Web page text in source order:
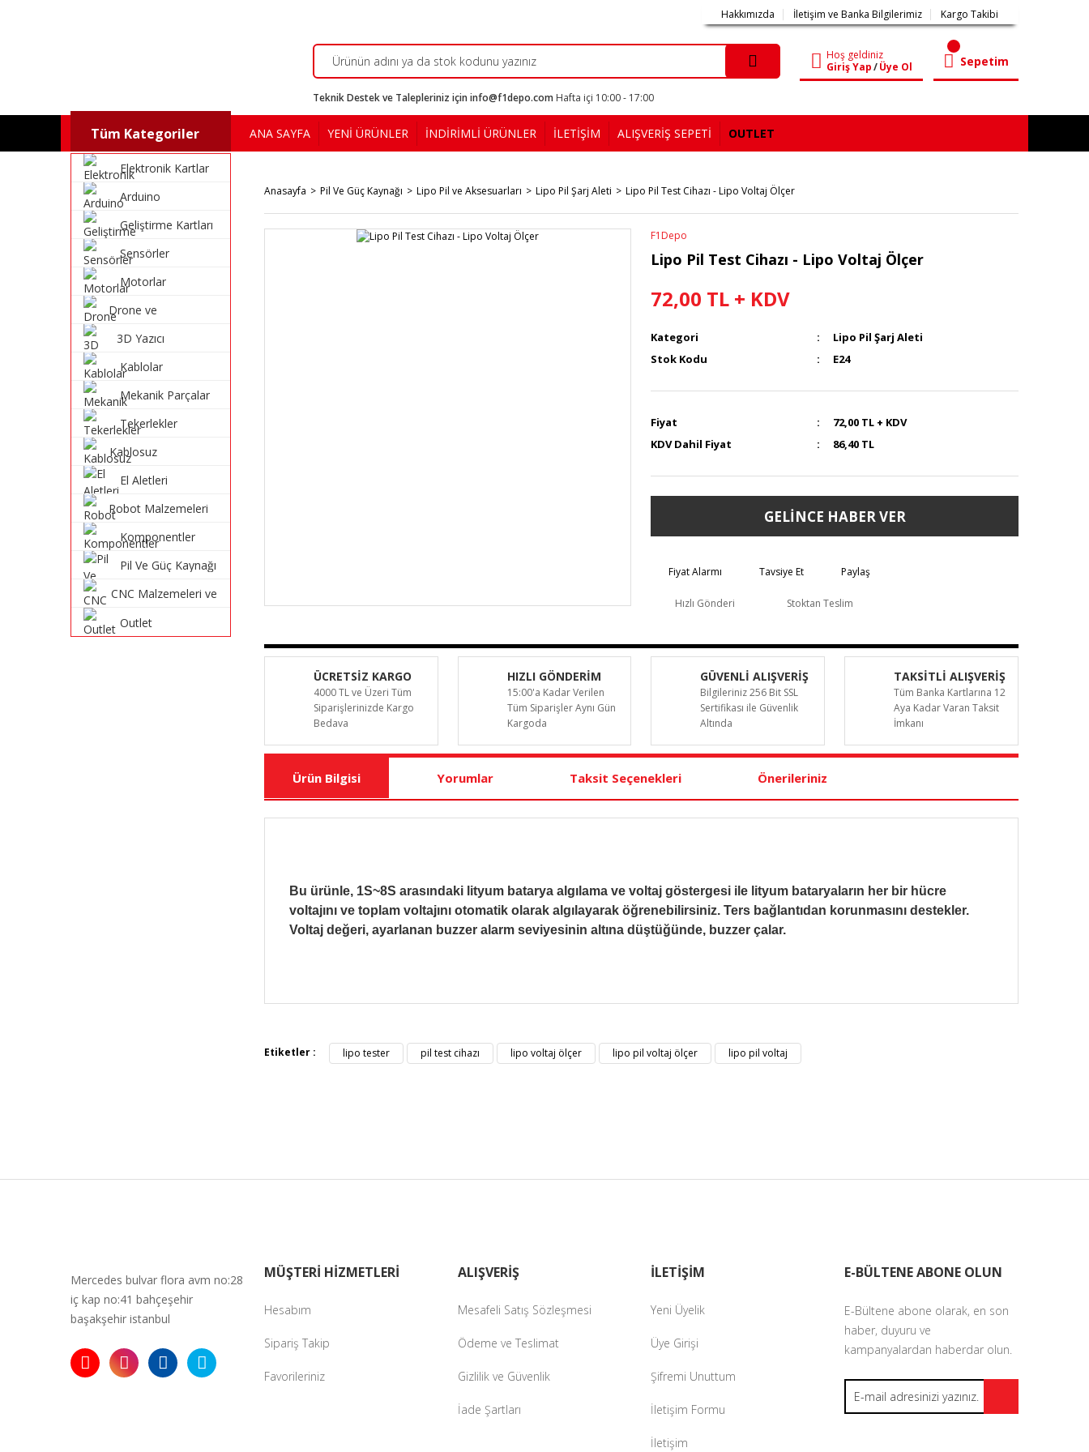
Hakkımızda İletişim ve Banka Bilgilerimiz Kargo Takibi
Hoş geldiniz
Giriş Yap/Üye Ol Sepetim
Teknik Destek ve Talepleriniz için info@f1depo.com Hafta içi 10:00 - 17:00
Tüm Kategoriler
Elektronik Kartlar
Arduino
Geliştirme Kartları
Sensörler
Motorlar
Drone ve
Malzemeleri
3D Yazıcı
Kablolar
Mekanik Parçalar
Tekerlekler
Kablosuz
Sistemleri
El Aletleri
Robot Malzemeleri
Komponentler
Pil Ve Güç Kaynağı
CNC Malzemeleri ve
Outlet
ANA SAYFA YENİ ÜRÜNLER İNDİRİMLİ ÜRÜNLER İLETİŞİM ALIŞVERİŞ SEPETİ OUTLET
Anasayfa Pil Ve Güç Kaynağı Lipo Pil ve Aksesuarları Lipo Pil Şarj Aleti Lipo Pil Test Cihazı - Lipo Voltaj Ölçer
F1Depo
Lipo Pil Test Cihazı - Lipo Voltaj Ölçer
72,00 TL + KDV
Kategori
Lipo Pil Şarj Aleti
Stok Kodu
E24
Fiyat
72,00 TL + KDV
KDV Dahil Fiyat
86,40 TL
GELİNCE HABER VER
Fiyat Alarmı Tavsiye Et Paylaş
Hızlı Gönderi Stoktan Teslim
ÜCRETSİZ KARGO
4000 TL ve Üzeri Tüm
Siparişlerinizde Kargo
Bedava
HIZLI GÖNDERİM
15:00'a Kadar Verilen
Tüm Siparişler Aynı Gün
Kargoda
GÜVENLİ ALIŞVERİŞ
Bilgileriniz 256 Bit SSL
Sertifikası ile Güvenlik
Altında
TAKSİTLİ ALIŞVERİŞ
Tüm Banka Kartlarına 12
Aya Kadar Varan Taksit
İmkanı
Ürün Bilgisi Yorumlar Taksit Seçenekleri Önerileriniz
Bu ürünle, 1S~8S arasındaki lityum batarya algılama ve voltaj göstergesi ile lityum bataryaların her bir hücre
voltajını ve toplam voltajını otomatik olarak algılayarak öğrenebilirsiniz. Ters bağlantıdan korunmasını destekler.
Voltaj değeri, ayarlanan buzzer alarm seviyesinin altına düştüğünde, buzzer çalar.
Ürün resmi kalitesiz, bozuk veya görüntülenemiyor.
Gönder
Etiketler : lipo tester pil test cihazı lipo voltaj ölçer lipo pil voltaj ölçer lipo pil voltaj
Mercedes bulvar flora avm no:28
iç kap no:41 bahçeşehir
başakşehir istanbul
MÜŞTERİ HİZMETLERİ
Hesabım
Sipariş Takip
Favorileriniz
ALIŞVERİŞ
Mesafeli Satış Sözleşmesi
Ödeme ve Teslimat
Gizlilik ve Güvenlik
İade Şartları
İLETİŞİM
Yeni Üyelik
Üye Girişi
Şifremi Unuttum
İletişim Formu
İletişim
E-BÜLTENE ABONE OLUN
E-Bültene abone olarak, en son
haber, duyuru ve
kampanyalardan haberdar olun.